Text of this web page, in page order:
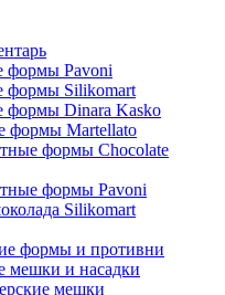
формы Pavoni
формы Silikomart
формы Dinara Kasko
формы Martellato
формы Chocolate
формы Pavoni
Silikomart
формы и противни
мешки и насадки
мешки